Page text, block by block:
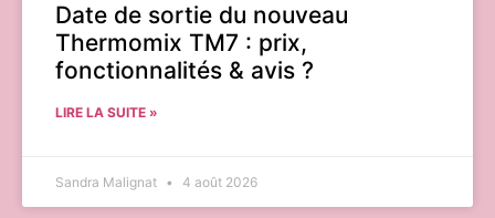
Date de sortie du nouveau
Thermomix TM7 : prix,
fonctionnalités & avis ?
LIRE LA SUITE »
Sandra Malignat 4 août 2026